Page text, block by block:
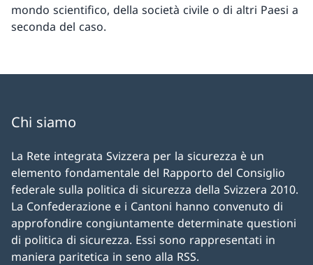
mondo scientifico, della società civile o di altri Paesi a
seconda del caso.
Chi siamo
La Rete integrata Svizzera per la sicurezza è un
elemento fondamentale del Rapporto del Consiglio
federale sulla politica di sicurezza della Svizzera 2010.
La Confederazione e i Cantoni hanno convenuto di
approfondire congiuntamente determinate questioni
di politica di sicurezza. Essi sono rappresentati in
maniera paritetica in seno alla RSS.